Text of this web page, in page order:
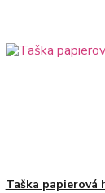
Taška papierová